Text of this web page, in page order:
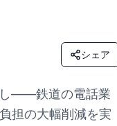
シェア
し——鉄道の電話業
担の大幅削減を実